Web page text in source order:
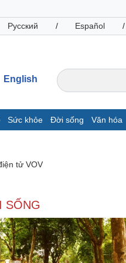
Русский / Español /
English
Sức khỏe Đời sống Văn hóa
nghiệp
Công nghệ
Sành điệu
tử VOV
SỐNG